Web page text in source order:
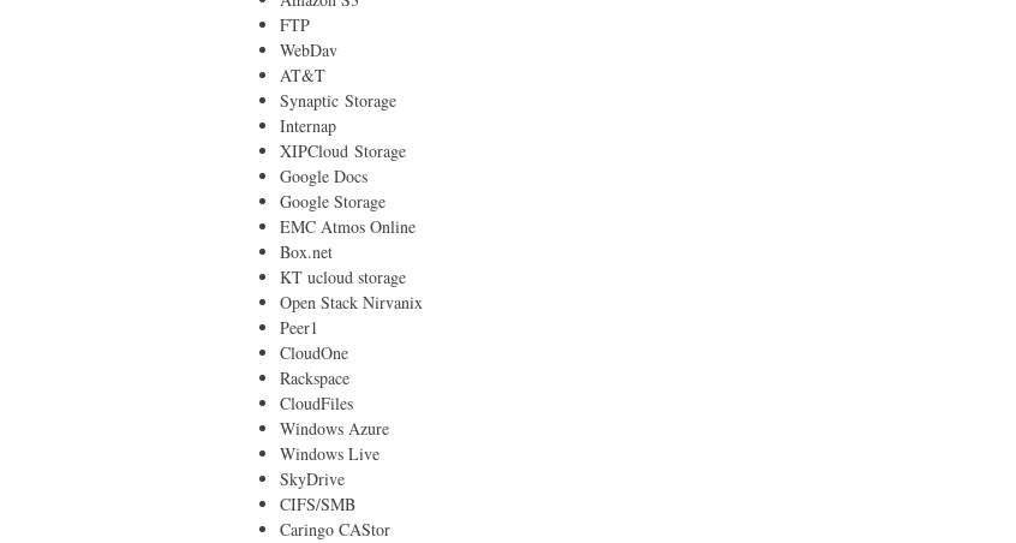
FTP
WebDav
AT&T
Synaptic Storage
Internap
XIPCloud Storage
Google Docs
Google Storage
EMC Atmos Online
Box.net
KT ucloud storage
Open Stack Nirvanix
Peer1
CloudOne
Rackspace
CloudFiles
Windows Azure
Windows Live
SkyDrive
CIFS/SMB
Caringo CAStor